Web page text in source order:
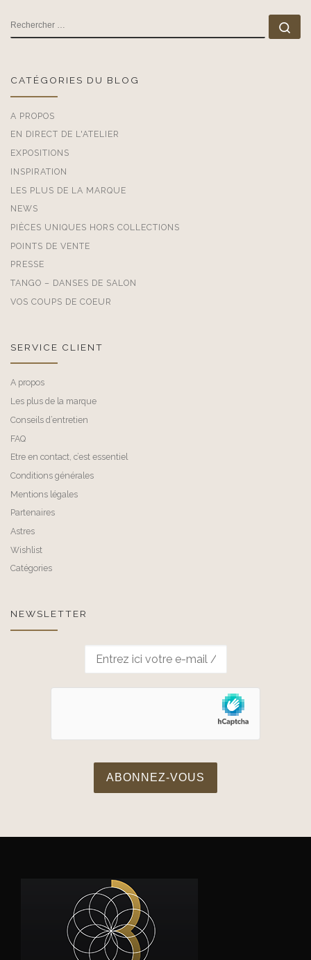
RECHERCHER
CATÉGORIES DU BLOG
A PROPOS
EN DIRECT DE L'ATELIER
EXPOSITIONS
INSPIRATION
LES PLUS DE LA MARQUE
NEWS
PIÈCES UNIQUES HORS COLLECTIONS
POINTS DE VENTE
PRESSE
TANGO – DANSES DE SALON
VOS COUPS DE COEUR
SERVICE CLIENT
A propos
Les plus de la marque
Conseils d’entretien
FAQ
Etre en contact, c’est essentiel
Conditions générales
Mentions légales
Partenaires
Astres
Wishlist
Catégories
NEWSLETTER